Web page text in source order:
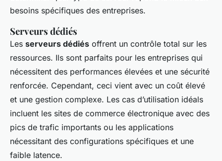
besoins spécifiques des entreprises.
Serveurs dédiés
Les serveurs dédiés offrent un contrôle total sur les
ressources. Ils sont parfaits pour les entreprises qui
nécessitent des performances élevées et une sécurité
renforcée. Cependant, ceci vient avec un coût élevé
et une gestion complexe. Les cas d’utilisation idéals
incluent les sites de commerce électronique avec des
pics de trafic importants ou les applications
nécessitant des configurations spécifiques et une
faible latence.